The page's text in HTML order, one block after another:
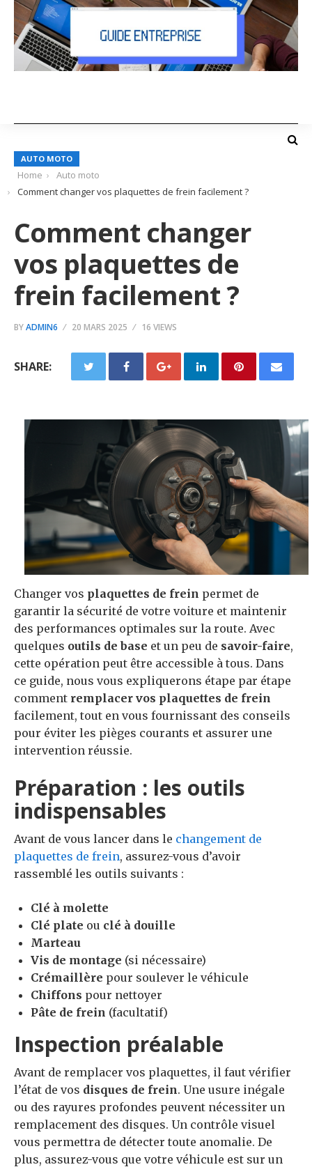
AUTO MOTO
Home
Auto moto
Comment changer vos plaquettes de frein facilement ?
Comment changer
vos plaquettes de
frein facilement ?
BYADMIN6 20 MARS 2025 16 VIEWS
SHARE:
Changer vos plaquettes de frein permet de
garantir la sécurité de votre voiture et maintenir
des performances optimales sur la route. Avec
quelques outils de base et un peu de savoir-faire,
cette opération peut être accessible à tous. Dans
ce guide, nous vous expliquerons étape par étape
comment remplacer vos plaquettes de frein
facilement, tout en vous fournissant des conseils
pour éviter les pièges courants et assurer une
intervention réussie.
Préparation : les outils
indispensables
Avant de vous lancer dans le changement de
plaquettes de frein, assurez-vous d’avoir
rassemblé les outils suivants :
Clé à molette
Clé plate ou clé à douille
Marteau
Vis de montage (si nécessaire)
Crémaillère pour soulever le véhicule
Chiffons pour nettoyer
Pâte de frein (facultatif)
Inspection préalable
Avant de remplacer vos plaquettes, il faut vérifier
l’état de vos disques de frein. Une usure inégale
ou des rayures profondes peuvent nécessiter un
remplacement des disques. Un contrôle visuel
vous permettra de détecter toute anomalie. De
plus, assurez-vous que votre véhicule est sur un